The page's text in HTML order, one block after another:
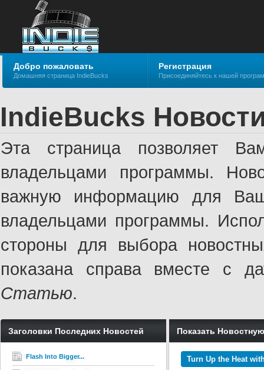
Добро пожаловать
Домашняя страница IndieBucks
Регистрация
Присоединяйтесь к нашей
IndieBucks
Эта страница позволяет
владельцами программы.
важную информацию для
владельцами программы.
стороны для выбора
показана справа вместе с
Статью.
Заголовки Последних Новостей
Flash Into Bigger...
Показать
Turn Up the Heat